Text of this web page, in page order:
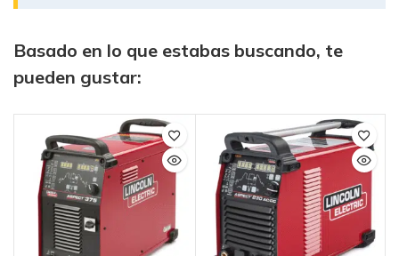
Basado en lo que estabas buscando, te
pueden gustar: